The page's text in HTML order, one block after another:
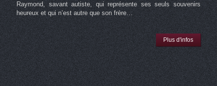
Raymond, savant autiste, qui représente ses seuls souvenirs
heureux et qui n’est autre que son frère…
Plus d'infos